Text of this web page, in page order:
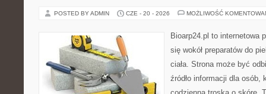
POSTED BY ADMIN CZE - 20 - 2026 MOŻLIWOŚĆ
Bioarp24.pl to internetowa
się wokół preparatów do
ciała. Strona może być
źródło informacji dla osób,